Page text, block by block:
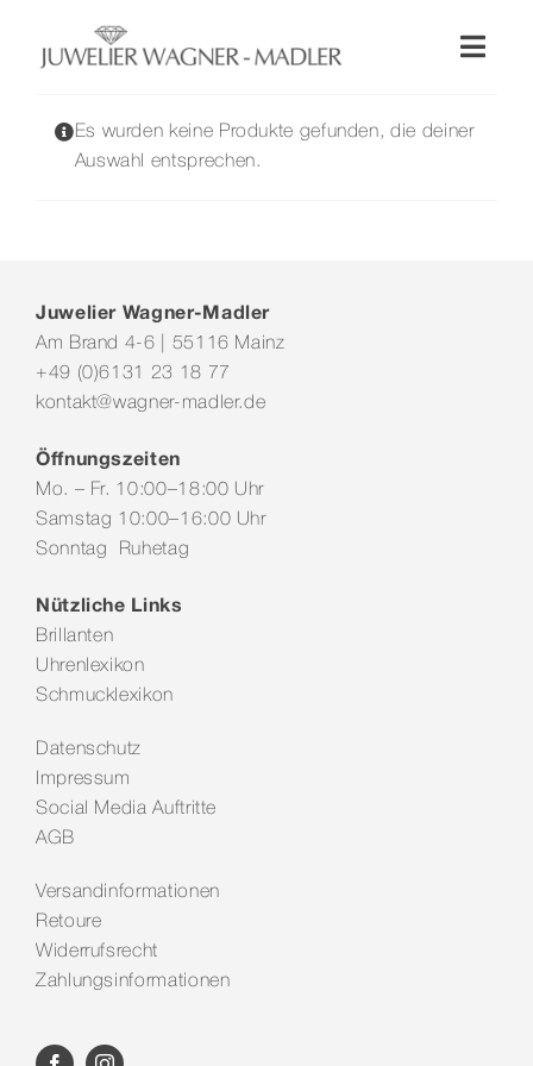
springen
Wellendorff
Service & Leistungen
Es wurden keine Produkte gefunden, die deiner
Auswahl entsprechen.
Juwelier Wagner-Madler
Am Brand 4-6 | 55116 Mainz
+49 (0)6131 23 18 77
kontakt@wagner-madler.de
Öffnungszeiten
Mo. – Fr. 10:00–18:00 Uhr
Samstag 10:00–16:00 Uhr
Sonntag Ruhetag
Nützliche Links
Brillanten
Uhrenlexikon
Schmucklexikon
Datenschutz
Impressum
Social Media Auftritte
AGB
Versandinformationen
Retoure
Widerrufsrecht
Zahlungsinformationen